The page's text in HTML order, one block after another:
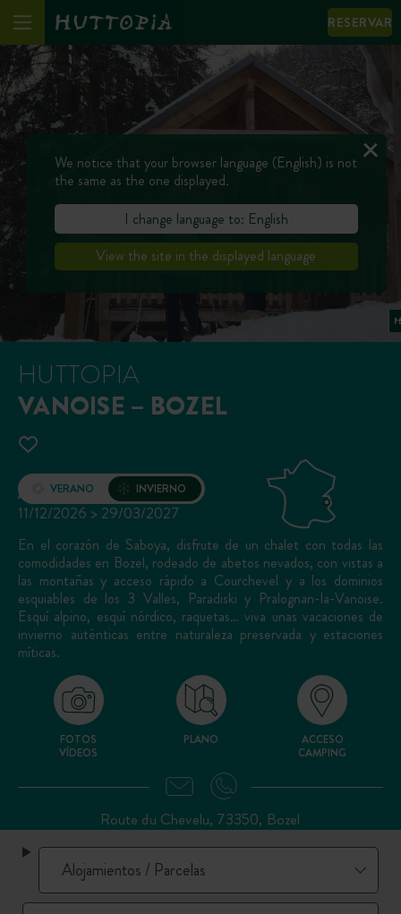
RESERVAR
HUTTOPIA
VANOISE – BOZEL
Apertura
11/12/2026 > 29/03/2027
VERANO INVIERNO
En el corazón de Saboya, disfrute de un chalet con todas las
comodidades en Bozel, rodeado de abetos nevados, con vistas a
las montañas y acceso rápido a Courchevel y a los dominios
esquiables de los 3 Valles, Paradiski y Pralognan-la-Vanoise.
Esquí alpino, esquí nórdico, raquetas… viva unas vacaciones de
invierno auténticas entre naturaleza preservada y estaciones
míticas.
FOTOS
VÍDEOS
PLANO
ACCESO
CAMPING
Route du Chevelu, 73350, Bozel
We notice that your browser language (English) is not
the same as the one displayed.
I change language to: English
View the site in the displayed language